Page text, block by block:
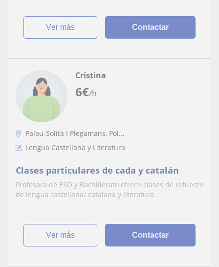
ver más Contactar
6€/h
Cristina
Palau-Solità I Plegamans, Pol...
Lengua Castellana y Literatura
Clases particulares de cada y catalán
Profesora de ESO y Bachillerato ofrece clases de refuerzo
de lengua castellana/ catalana y literatura.
ver más Contactar